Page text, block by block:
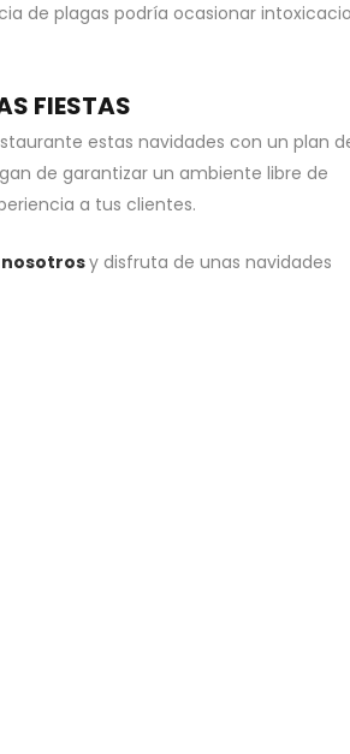
de plagas podría ocasionar
FIESTAS
estas navidades con un plan
de garantizar un ambiente libre de
a tus clientes.
y disfruta de unas navidades